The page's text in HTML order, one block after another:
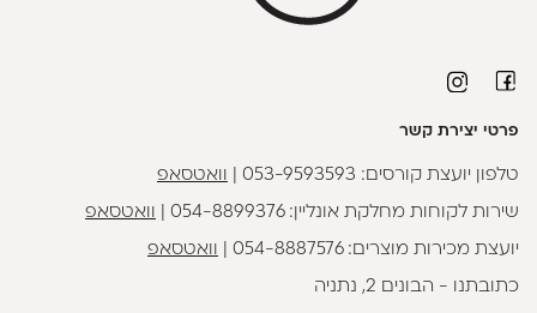
פרטי יצירת קשר
טלפון יועצת קורסים: 053-9593593 וואטסאפ
שירות לקוחות מחלקת אונליין:054-8899376 וואטסאפ
יועצת מכירות מוצרים:054-8887576 וואטסאפ
כתובתנו - הבונים 2, נתניה